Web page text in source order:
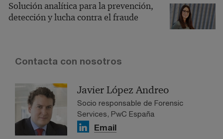
Solución analítica para la prevención,
detección y lucha contra el fraude
Contacta con nosotros
Javier López Andreo
Socio responsable de Forensic
Services, PwC España
Email